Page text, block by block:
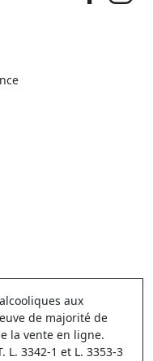
aux
de majorité de
la vente en ligne.
L. 3342-1 et L. 3353-3